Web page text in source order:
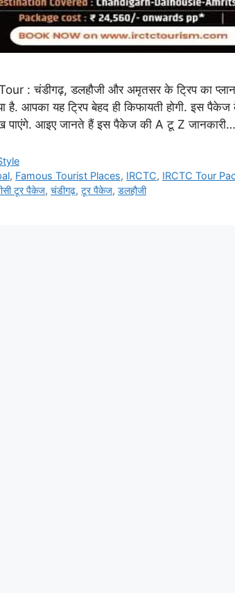
: चंडीगढ़, डलहौजी और अमृतसर के ट्रिप का
है. आपका यह ट्रिप बेहद ही किफायती होगी. इस
पाएंगे. आइए जानते हैं इस पैकेज की A टू Z
, Famous Tourist Places, IRCTC, IRCTC Tour
टूर पैकेज, चंडीगढ़, टूर पैकेज, डलहौजी